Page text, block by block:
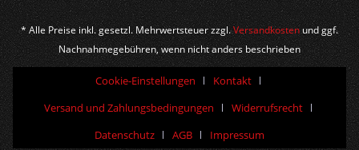
* Alle Preise inkl. gesetzl. Mehrwertsteuer zzgl.Versandkosten und ggf.
Nachnahmegebühren, wenn nicht anders beschrieben
Cookie-Einstellungen
Kontakt
Versand und Zahlungsbedingungen
Widerrufsrecht
Datenschutz
AGB
Impressum